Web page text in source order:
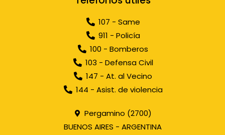
107 - Same
911 - Policía
100 - Bomberos
103 - Defensa Civil
147 - At. al Vecino
144 - Asist. de violencia
Pergamino (2700)
BUENOS AIRES - ARGENTINA